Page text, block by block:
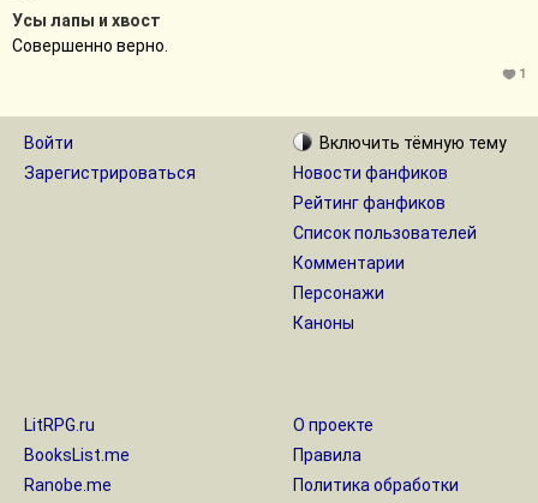
Усы лапы и хвост
Совершенно верно.
1
Войти
Зарегистрироваться
Включить тёмную тему
Новости фанфиков
Рейтинг фанфиков
Список пользователей
Комментарии
Персонажи
Каноны
LitRPG.ru
BooksList.me
Ranobe.me
О проекте
Правила
Политика обработки